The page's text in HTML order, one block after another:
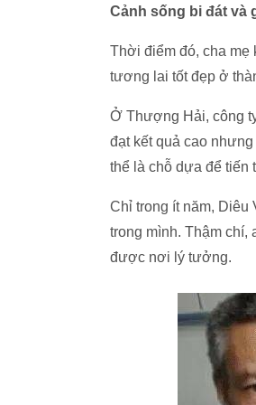
Cảnh sống bi đát và
Thời điểm đó, cha mẹ
tương lai tốt đẹp ở
Ở Thượng Hải, công
đạt kết quả cao
thể là chỗ dựa để tiến
Chỉ trong ít năm, Diêu
trong mình. Thậm chí,
được nơi lý tưởng.